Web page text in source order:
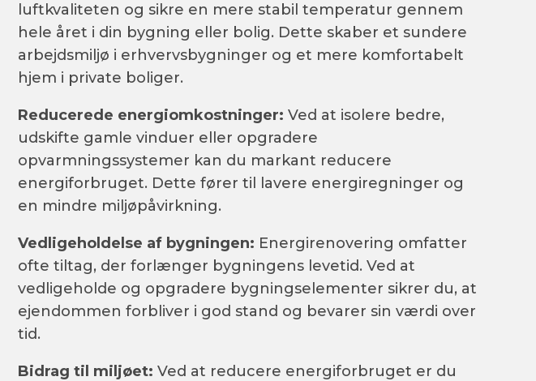
luftkvaliteten og sikre en mere stabil temperatur gennem
hele året i din bygning eller bolig. Dette skaber et sundere
arbejdsmiljø i erhvervsbygninger og et mere komfortabelt
hjem i private boliger.
Reducerede energiomkostninger: Ved at isolere bedre,
udskifte gamle vinduer eller opgradere
opvarmningssystemer kan du markant reducere
energiforbruget. Dette fører til lavere energiregninger og
en mindre miljøpåvirkning.
Vedligeholdelse af bygningen: Energirenovering omfatter
ofte tiltag, der forlænger bygningens levetid. Ved at
vedligeholde og opgradere bygningselementer sikrer du, at
ejendommen forbliver i god stand og bevarer sin værdi over
tid.
Bidrag til miljøet: Ved at reducere energiforbruget er du